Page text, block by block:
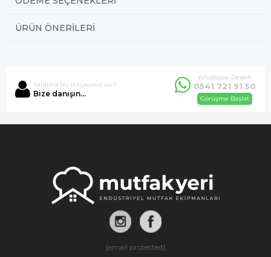
ÜRÜN ÖNERILERI
Yardıma mı ihtiyacınız var?
Bize danışın...
Whatsapp Destek
0541 721 91 50
Görüşme Başlat
[email protected]